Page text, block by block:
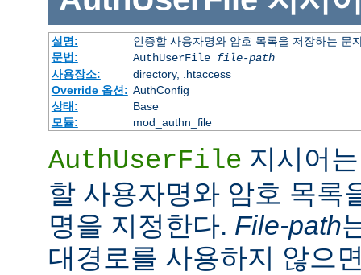
설명:
인증할 사용자명와 암호 목록을 저장하는 문
문법:
AuthUserFile file-path
사용장소:
directory, .htaccess
Override 옵션: AuthConfig
상태:
Base
모듈:
mod_authn_file
AuthUserFile 지시어
할 사용자명와 암호 목록
명을 지정한다. File-path
대경로를 사용하지 않으